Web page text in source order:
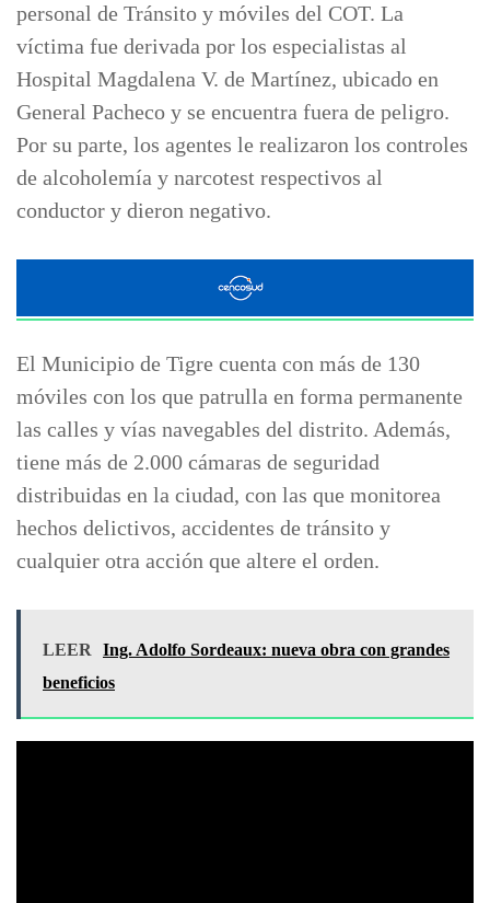
personal de Tránsito y móviles del COT. La
víctima fue derivada por los especialistas al
Hospital Magdalena V. de Martínez, ubicado en
General Pacheco y se encuentra fuera de peligro.
Por su parte, los agentes le realizaron los controles
de alcoholemía y narcotest respectivos al
conductor y dieron negativo.
El Municipio de Tigre cuenta con más de 130
móviles con los que patrulla en forma permanente
las calles y vías navegables del distrito. Además,
tiene más de 2.000 cámaras de seguridad
distribuidas en la ciudad, con las que monitorea
hechos delictivos, accidentes de tránsito y
cualquier otra acción que altere el orden.
LEER
Ing. Adolfo Sordeaux: nueva obra con grandes
beneficios